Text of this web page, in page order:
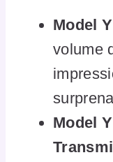
Model
volume
Model